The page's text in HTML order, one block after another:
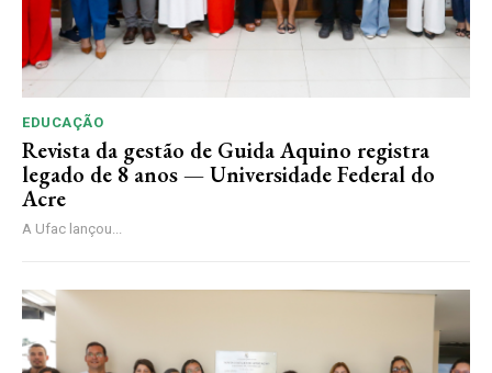
EDUCAÇÃO
Revista da gestão de Guida Aquino registra
legado de 8 anos — Universidade Federal do
Acre
A Ufac lançou...